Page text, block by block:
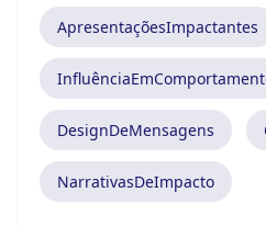
ApresentaçõesImpactantes
DesignDeMensagens
NarrativasDeImpacto